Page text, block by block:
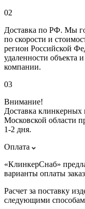
02
Доставка по РФ. Мы
по скорости и
регион Российской
удаленности объекта
компании.
03
Внимание!
Доставка
Московской области
1-2 дня.
Оплата
«КлинкерСнаб»
варианты оплаты
Расчет за поставку
следующими